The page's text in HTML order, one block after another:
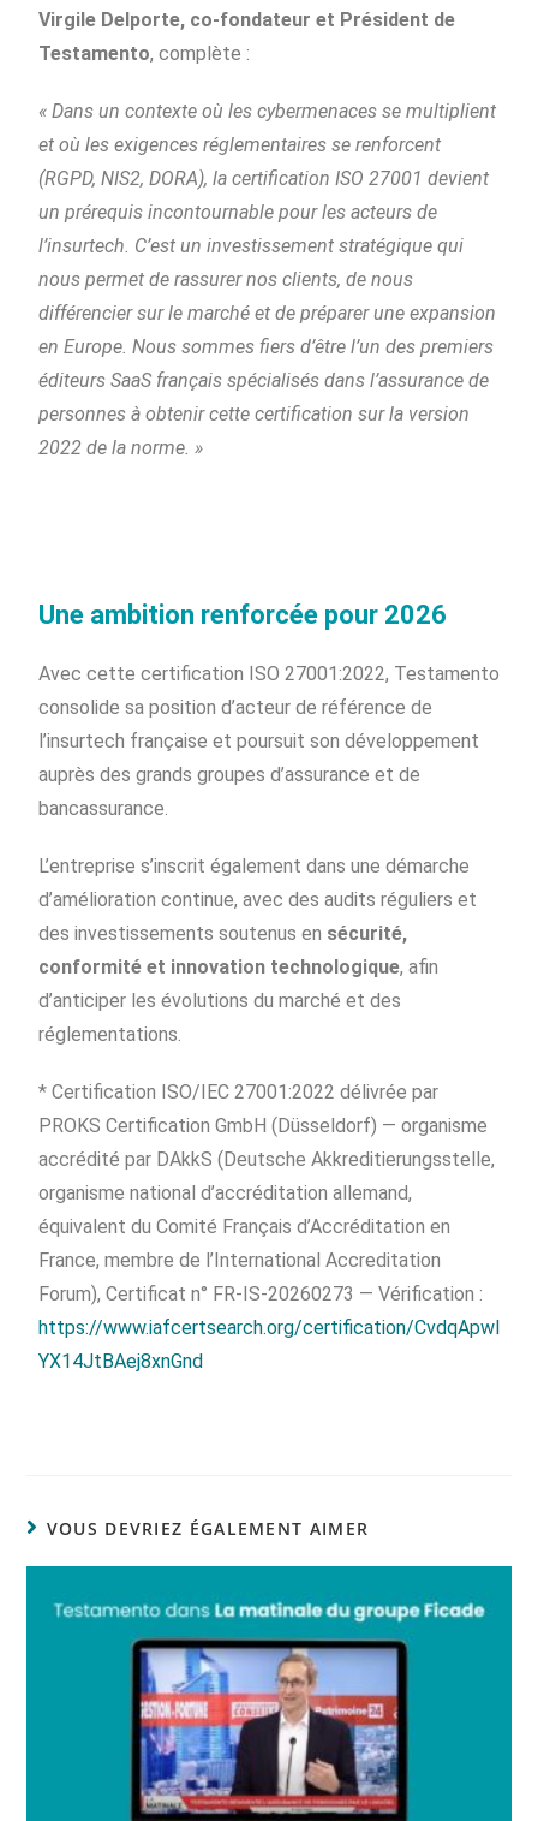
Virgile Delporte, co-fondateur et Président de
Testamento, complète :
« Dans un contexte où les cybermenaces se multiplient
et où les exigences réglementaires se renforcent
(RGPD, NIS2, DORA), la certification ISO 27001 devient
un prérequis incontournable pour les acteurs de
l’insurtech. C’est un investissement stratégique qui
nous permet de rassurer nos clients, de nous
différencier sur le marché et de préparer une expansion
en Europe. Nous sommes fiers d’être l’un des premiers
éditeurs SaaS français spécialisés dans l’assurance de
personnes à obtenir cette certification sur la version
2022 de la norme. »
Une ambition renforcée pour 2026
Avec cette certification ISO 27001:2022, Testamento
consolide sa position d’acteur de référence de
l’insurtech française et poursuit son développement
auprès des grands groupes d’assurance et de
bancassurance.
L’entreprise s’inscrit également dans une démarche
d’amélioration continue, avec des audits réguliers et
des investissements soutenus en sécurité,
conformité et innovation technologique, afin
d’anticiper les évolutions du marché et des
réglementations.
* Certification ISO/IEC 27001:2022 délivrée par
PROKS Certification GmbH (Düsseldorf) — organisme
accrédité par DAkkS (Deutsche Akkreditierungsstelle,
organisme national d’accréditation allemand,
équivalent du Comité Français d’Accréditation en
France, membre de l’International Accreditation
Forum), Certificat n° FR-IS-20260273 — Vérification :
https://www.iafcertsearch.org/certification/CvdqApwl
YX14JtBAej8xnGnd
VOUS DEVRIEZ ÉGALEMENT AIMER